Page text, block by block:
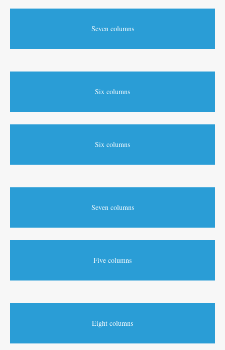
Seven columns
Six columns
Six columns
Seven columns
Five columns
Eight columns